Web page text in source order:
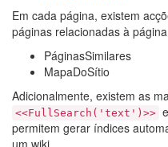
Em cada página, existem
páginas relacionadas à
PáginasSimilares
MapaDoSítio
Adicionalmente, existem as
<<FullSearch('text')>> e
permitem gerar índices
um wiki.